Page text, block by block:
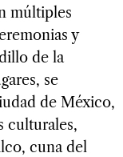
múltiples
y
de la
se
de México,
culturales,
cuna del